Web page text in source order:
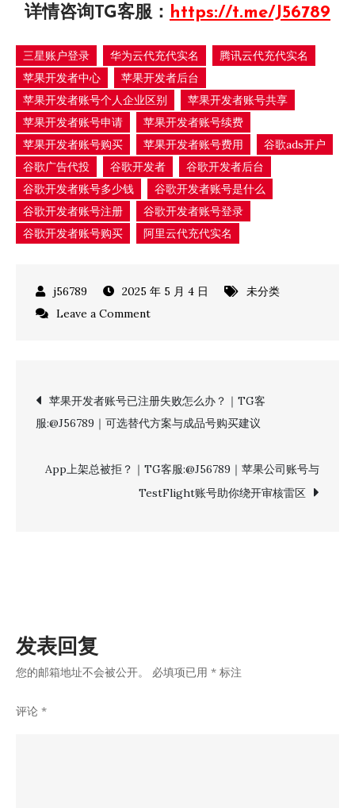
详情咨询TG客服： https://t.me/J56789
三星账户登录 华为云代充代实名
腾讯云代充代实名
苹果开发者中心
苹果开发者后台
苹果开发者账号个人企业区别
苹果开发者账号共享
苹果开发者账号申请
苹果开发者账号续费
苹果开发者账号购买
苹果开发者账号费用
谷歌ads开户
谷歌广告代投
谷歌开发者
谷歌开发者后台
谷歌开发者账号多少钱
谷歌开发者账号是什么
谷歌开发者账号注册
谷歌开发者账号登录
谷歌开发者账号购买
阿里云代充代实名
2025 年 5 月 4 日
未分类
Leave a Commenton
发
者
号
被
快
文
章
导
苹果开发者账号已注册失败怎么办？｜TG客
服:@J56789｜可选替代方案与成品号购买建议
App上架总被拒？｜TG客服:@J56789｜苹果公司账号与
TestFlight账号助你绕开审核雷区
发表回复
您的邮箱地址不会被公开。 必填项已用 * 标注
评论 *